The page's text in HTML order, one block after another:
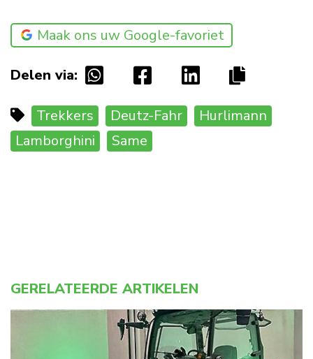
Maak ons uw Google-favoriet
Delen via:
Trekkers Deutz-Fahr
Hurlimann
Lamborghini
Same
GERELATEERDE ARTIKELEN